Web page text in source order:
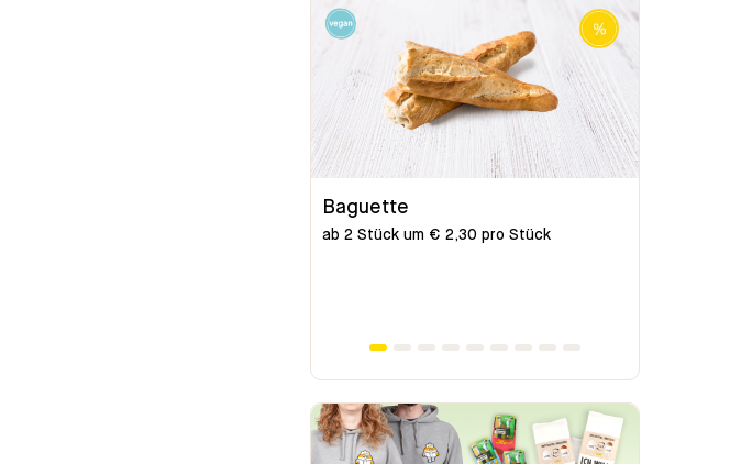
Baguette
ab 2 Stück um € 2,30 pro Stück